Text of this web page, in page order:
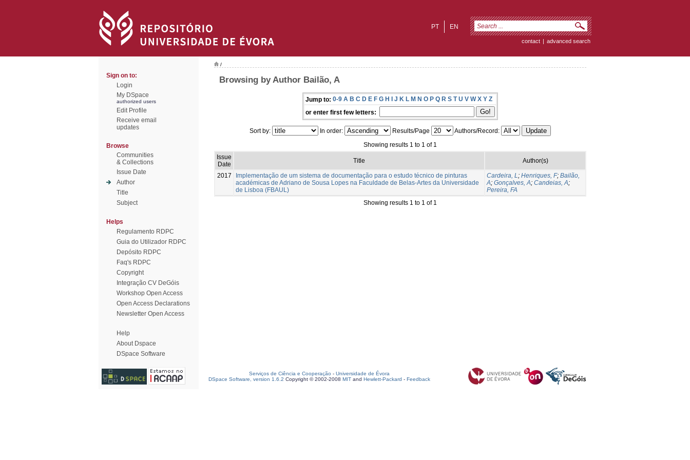
EN
PT
contact | advanced search
Sign on to:
Login
My DSpace
authorized users
Edit Profile
Receive email
updates
Browse
Communities
& Collections
Issue Date
Author
Title
Subject
Helps
Regulamento RDPC
Guia do Utilizador RDPC
Depósito RDPC
Faq's RDPC
Copyright
Integração CV DeGóis
Workshop Open Access
Open Access Declarations
Newsletter Open Access
Help
About Dspace
DSpace Software
/
Browsing by Author Bailão, A
Jump to: 0-9 A B C D E F G H I J K L M N O P Q R S T U V W X Y Z
or enter first few letters:
Sort by: In order: Results/Page
Authors/Record:
Showing results 1 to 1 of 1
Issue
Date
Title Author(s)
2017
Implementação de um sistema de documentação para o estudo técnico de pinturas
académicas de Adriano de Sousa Lopes na Faculdade de Belas-Artes da Universidade
de Lisboa (FBAUL)
Cardeira, L; Henriques, F; Bailão,
A; Gonçalves, A; Candeias, A;
Pereira, FA
Showing results 1 to 1 of 1
Serviços de Ciência e Cooperação - Universidade de Évora
DSpace Software, version 1.6.2 Copyright © 2002-2008 MIT and Hewlett-Packard - Feedback